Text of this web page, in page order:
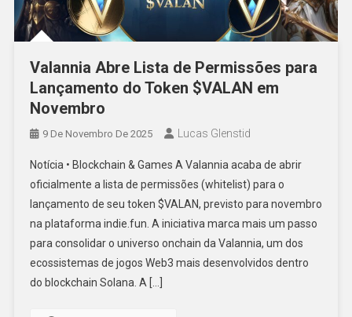
Valannia Abre Lista de Permissões para
Lançamento do Token $VALAN em
Novembro
9 De Novembro De 2025 Lucas Glenstid
Notícia • Blockchain & Games A Valannia acaba de abrir
oficialmente a lista de permissões (whitelist) para o
lançamento de seu token $VALAN, previsto para novembro
na plataforma indie.fun. A iniciativa marca mais um passo
para consolidar o universo onchain da Valannia, um dos
ecossistemas de jogos Web3 mais desenvolvidos dentro
do blockchain Solana. A […]